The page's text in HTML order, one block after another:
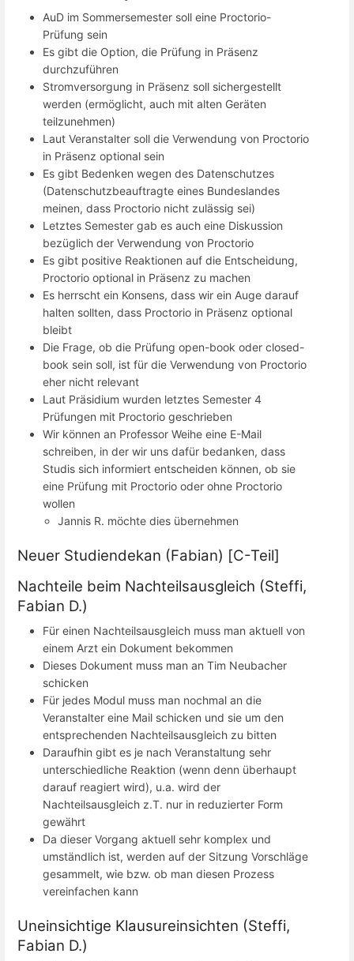
AuD im Sommersemester soll eine Proctorio-
Prüfung sein
Es gibt die Option, die Prüfung in Präsenz
durchzuführen
Stromversorgung in Präsenz soll sichergestellt
werden (ermöglicht, auch mit alten Geräten
teilzunehmen)
Laut Veranstalter soll die Verwendung von Proctorio
in Präsenz optional sein
Es gibt Bedenken wegen des Datenschutzes
(Datenschutzbeauftragte eines Bundeslandes
meinen, dass Proctorio nicht zulässig sei)
Letztes Semester gab es auch eine Diskussion
bezüglich der Verwendung von Proctorio
Es gibt positive Reaktionen auf die Entscheidung,
Proctorio optional in Präsenz zu machen
Es herrscht ein Konsens, dass wir ein Auge darauf
halten sollten, dass Proctorio in Präsenz optional
bleibt
Die Frage, ob die Prüfung open-book oder closed-
book sein soll, ist für die Verwendung von Proctorio
eher nicht relevant
Laut Präsidium wurden letztes Semester 4
Prüfungen mit Proctorio geschrieben
Wir können an Professor Weihe eine E-Mail
schreiben, in der wir uns dafür bedanken, dass
Studis sich informiert entscheiden können, ob sie
eine Prüfung mit Proctorio oder ohne Proctorio
wollen
Jannis R. möchte dies übernehmen
Neuer Studiendekan (Fabian) [C-Teil]
Nachteile beim Nachteilsausgleich (Steffi,
Fabian D.)
Für einen Nachteilsausgleich muss man aktuell von
einem Arzt ein Dokument bekommen
Dieses Dokument muss man an Tim Neubacher
schicken
Für jedes Modul muss man nochmal an die
Veranstalter eine Mail schicken und sie um den
entsprechenden Nachteilsausgleich zu bitten
Daraufhin gibt es je nach Veranstaltung sehr
unterschiedliche Reaktion (wenn denn überhaupt
darauf reagiert wird), u.a. wird der
Nachteilsausgleich z.T. nur in reduzierter Form
gewährt
Da dieser Vorgang aktuell sehr komplex und
umständlich ist, werden auf der Sitzung Vorschläge
gesammelt, wie bzw. ob man diesen Prozess
vereinfachen kann
Uneinsichtige Klausureinsichten (Steffi,
Fabian D.)